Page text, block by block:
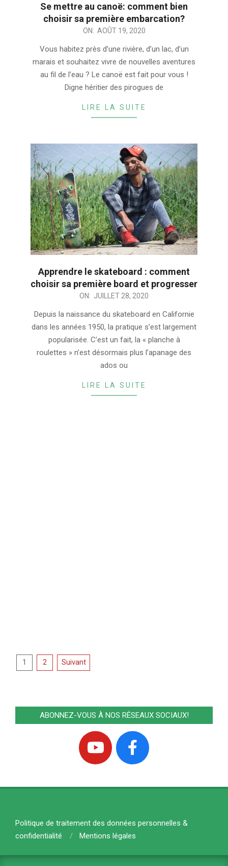
Se mettre au canoë: comment bien
choisir sa première embarcation?
ON: AOÛT 19, 2020
Vous habitez près d’une rivière, d’un lac, d’un
marais et souhaitez vivre de nouvelles aventures
au fil de l’eau ? Le canoë est fait pour vous !
Digne héritier des pirogues de
LIRE LA SUITE
Apprendre le skateboard : comment
choisir sa première board et progresser
ON: JUILLET 28, 2020
Depuis la naissance du skateboard en Californie
dans les années 1950, la pratique s’est largement
popularisée. C’est un fait, la « planche à
roulettes » n’est désormais plus l’apanage des
ados ou
LIRE LA SUITE
Pagination
1 2 Suivant
ABONNEZ-VOUS À NOS RÉSEAUX SOCIAUX!
Politique de traitement des données personnelles &
confidentialité
Mentions légales